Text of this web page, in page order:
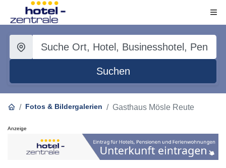
Suchen
Fotos & Bildergalerien Gasthaus Mösle Reute
Anzeige